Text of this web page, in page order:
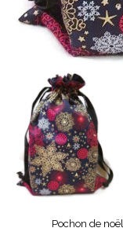
Pochon de